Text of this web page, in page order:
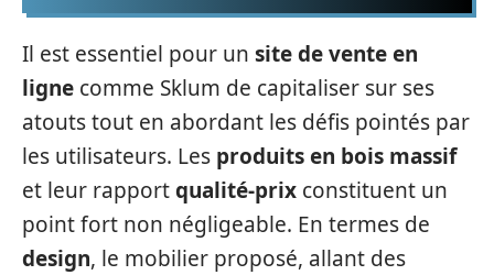
Il est essentiel pour un site de vente en
ligne comme Sklum de capitaliser sur ses
atouts tout en abordant les défis pointés par
les utilisateurs. Les produits en bois massif
et leur rapportqualité-prix constituent un
point fort non négligeable. En termes de
design, le mobilier proposé, allant des